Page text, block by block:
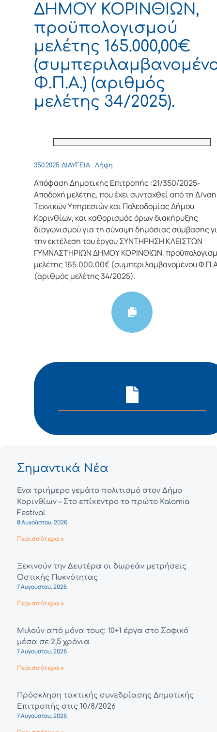
ΔΗΜΟΥ ΚΟΡΙΝΘΙΩΝ,
προϋπολογισμού
μελέτης 165.000,00€
Φ.Π.Α.) (αριθμός
μελέτης 34/2025).
350.2025 ΔΙΑΥΓΕΙΑ Λήψη
Απόφαση Δημοτικής Επιτροπής :21/350/2025-
Αποδοχή μελέτης, που έχει συνταχθεί από τη Δ/νση
Τεχνικών Υπηρεσιών και Πολεοδομίας Δήμου
Κορινθίων, και καθορισμός όρων διακήρυξης
διαγωνισμού για τη σύναψη δημόσιας σύμβασης
την εκτέλεση του έργου ΣΥΝΤΗΡΗΣΗ ΚΛΕΙΣΤΩΝ
ΓΥΜΝΑΣΤΗΡΙΩΝ ΔΗΜΟΥ ΚΟΡΙΝΘΙΩΝ,
μελέτης 165.000,00€ (συμπεριλαμβανομένου
(αριθμός μελέτης 34/2025).
Σημαντικά Νέα
Ένα τριήμερο γεμάτο πολιτισμό στον Δήμο
Κορινθίων – Στο επίκεντρο το πρώτο Kalamia
Festival
8 Αυγούστου, 2026
Περισσότερα »
Ξεκινούν την Δευτέρα οι δωρεάν μετρήσεις
Οστικής Πυκνότητας
7 Αυγούστου, 2026
Περισσότερα »
Μιλούν από μόνα τους: 10+1 έργα στο Σοφικό
μέσα σε 2,5 χρόνια
7 Αυγούστου, 2026
Περισσότερα »
Πρόσκληση τακτικής συνεδρίασης Δημοτικής
Επιτροπής στις 10/8/2026
7 Αυγούστου, 2026